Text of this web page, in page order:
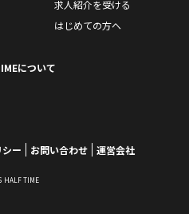
求人紹介を受ける
はじめての方へ
について
ー お問い合わせ 運営会社
HALF TIME